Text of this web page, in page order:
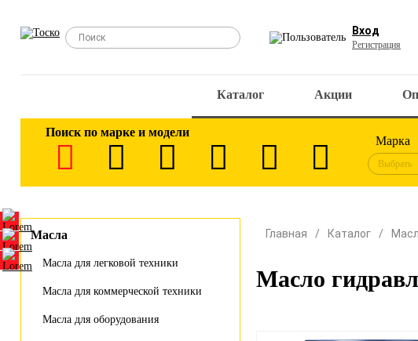
Вход
Регистрация
Каталог Акции
Поиск по марке и модели
Марка
Выбрать
Масла
Масла для легковой техники
Масла для коммерческой техники
Масла для оборудования
Главная Каталог
Масло